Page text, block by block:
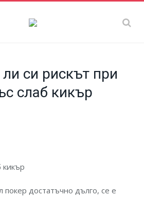
си рискът при
слаб кикър
покер достатъчно дълго, се е